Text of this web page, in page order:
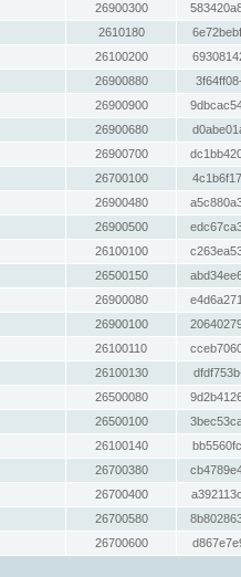
26900300
2610180
26100200
26900880
26900900
26900680
26900700
26700100
26900480
26900500
26100100
26500150
26900080
26900100
26100110
26100130
26500080
26500100
26100140
26700380
26700400
26700580
26700600